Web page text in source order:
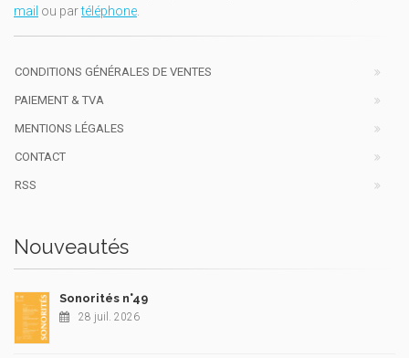
mail ou partéléphone
CONDITIONS GÉNÉRALES DE VENTES
PAIEMENT & TVA
MENTIONS LÉGALES
CONTACT
RSS
Nouveautés
Sonorités n°49
28 juil. 2026